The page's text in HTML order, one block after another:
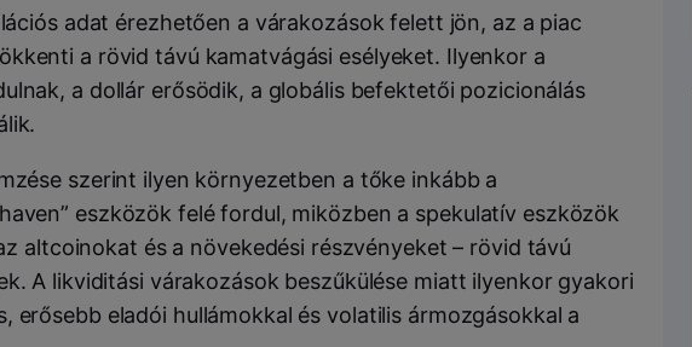
adat érezhetően a várakozások felett jön, az a piac
a rövid távú kamatvágási esélyeket. Ilyenkor a
a dollár erősödik, a globális befektetői pozicionálás
szerint ilyen környezetben a tőke inkább a
eszközök felé fordul, miközben a spekulatív eszközök
altcoinokat és a növekedési részvényeket – rövid távú
A likviditási várakozások beszűkülése miatt ilyenkor gyakori
erősebb eladói hullámokkal és volatilis ármozgásokkal a